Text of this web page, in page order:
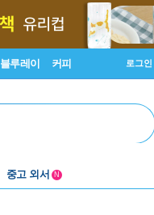
블루레이 커피 로그인
중고 외서
N